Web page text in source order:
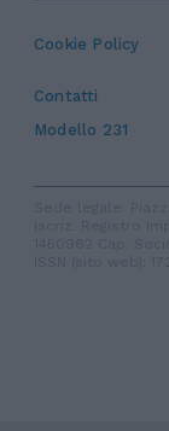
Cookie Policy
Contatti
Modello 231